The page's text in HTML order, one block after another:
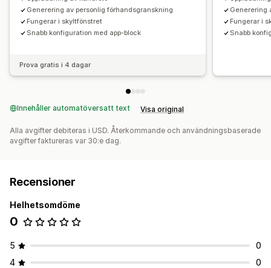
Generering av personlig förhandsgranskning
Fungerar i skyltfönstret
Snabb konfiguration med app-block
Prova gratis i 4 dagar
Generering
Fungerar i
Snabb
Innehåller automatöversatt text Visa original
Alla avgifter debiteras i USD. Återkommande och användningsbaserade
avgifter faktureras var 30:e dag.
Recensioner
Helhetsomdöme
0
5
0
4
0